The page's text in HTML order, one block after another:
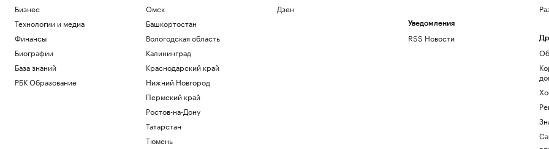
Бизнес
Технологии и медиа
Финансы
Биографии
База знаний
РБК Образование
Омск
Башкортостан
Вологодская область
Калининград
Краснодарский край
Нижний Новгород
Пермский край
Ростов-на-Дону
Татарстан
Тюмень
Дзен
Уведомления
RSS Новости